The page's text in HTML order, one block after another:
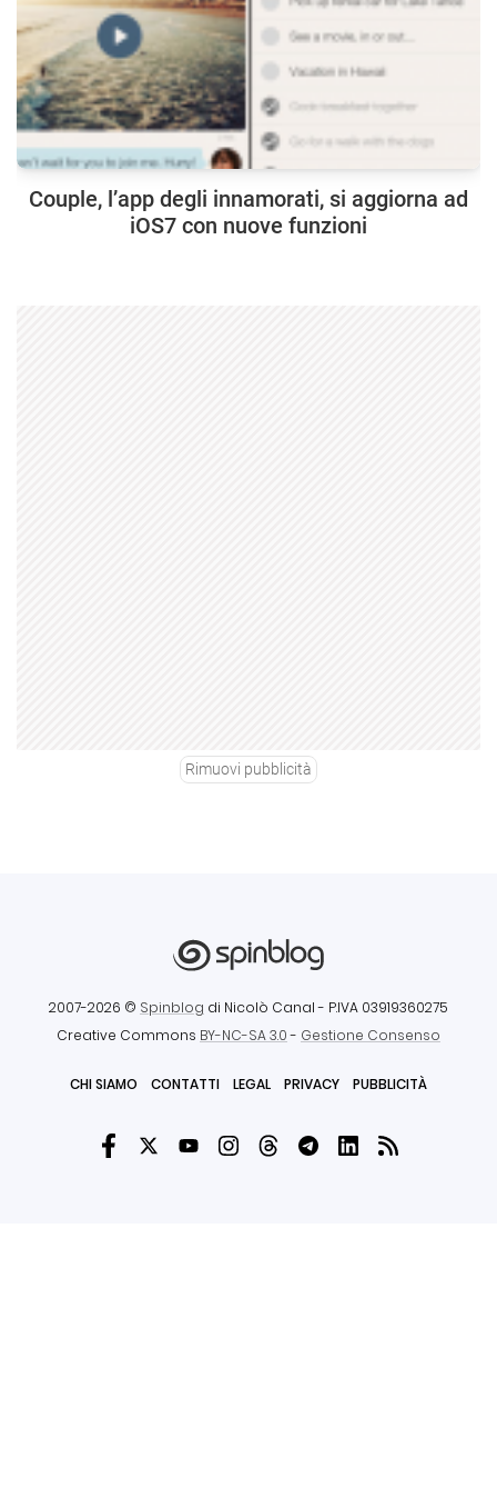
Couple, l’app degli innamorati, si aggiorna ad
iOS7 con nuove funzioni
Rimuovi pubblicità
2007-2026 © Spinblog di Nicolò Canal - P.IVA 03919360275
Creative Commons BY-NC-SA 3.0- Gestione Consenso
CHI SIAMO CONTATTI LEGAL PRIVACY PUBBLICITÀ